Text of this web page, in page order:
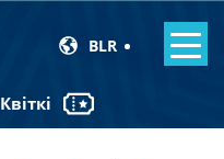
BLR
Квіткі